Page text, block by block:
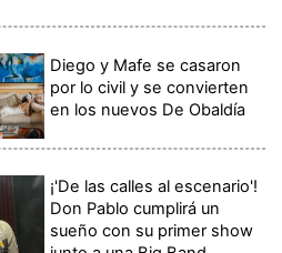
Diego y Mafe se casaron
por lo civil y se convierten
en los nuevos De Obaldía
¡'De las calles al escenario'!
Don Pablo cumplirá un
sueño con su primer show